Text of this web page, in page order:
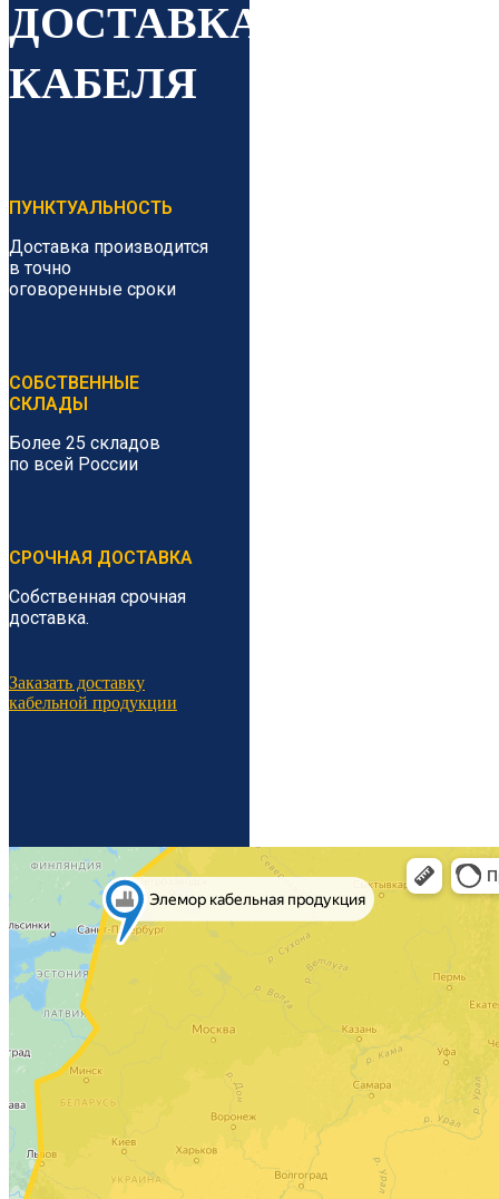
ДОСТАВКА
КАБЕЛЯ
ПУНКТУАЛЬНОСТЬ
Доставка производится
в точно
оговоренные сроки
СОБСТВЕННЫЕ
СКЛАДЫ
Более 25 складов
по всей России
СРОЧНАЯ ДОСТАВКА
Собственная срочная
доставка.
Заказать доставку
кабельной продукции